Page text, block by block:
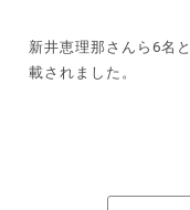
新井恵理那さんら6名
載されました。